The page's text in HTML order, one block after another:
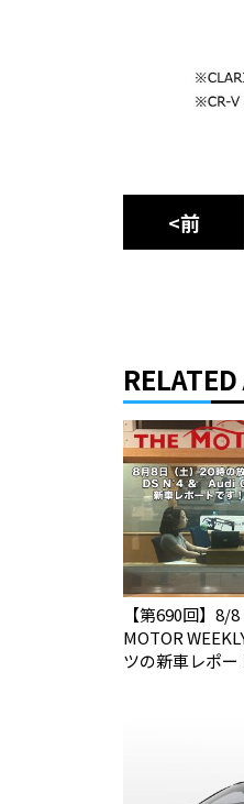
<前
【第690回】8/
MOTOR
ツの新車レポー